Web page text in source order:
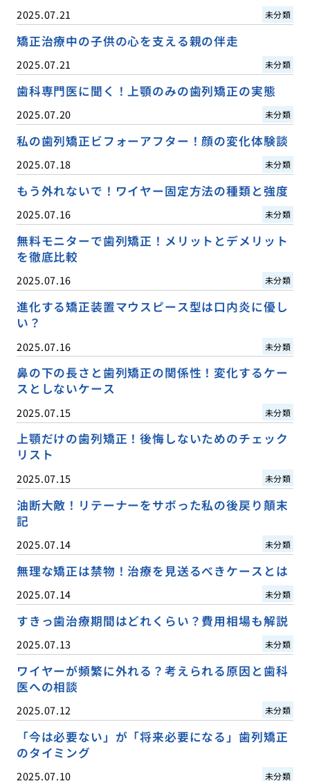
2025.07.21 未分類
矯正治療中の子供の心を支える親の伴走
2025.07.21 未分類
歯科専門医に聞く！上顎のみの歯列矯正の実態
2025.07.20 未分類
私の歯列矯正ビフォーアフター！顔の変化体験談
2025.07.18 未分類
もう外れないで！ワイヤー固定方法の種類と強度
2025.07.16 未分類
無料モニターで歯列矯正！メリットとデメリット
を徹底比較
2025.07.16 未分類
進化する矯正装置マウスピース型は口内炎に優し
い？
2025.07.16 未分類
鼻の下の長さと歯列矯正の関係性！変化するケー
スとしないケース
2025.07.15 未分類
上顎だけの歯列矯正！後悔しないためのチェック
リスト
2025.07.15 未分類
油断大敵！リテーナーをサボった私の後戻り顛末
記
2025.07.14 未分類
無理な矯正は禁物！治療を見送るべきケースとは
2025.07.14 未分類
すきっ歯治療期間はどれくらい？費用相場も解説
2025.07.13 未分類
ワイヤーが頻繁に外れる？考えられる原因と歯科
医への相談
2025.07.12 未分類
「今は必要ない」が「将来必要になる」歯列矯正
のタイミング
2025.07.10 未分類